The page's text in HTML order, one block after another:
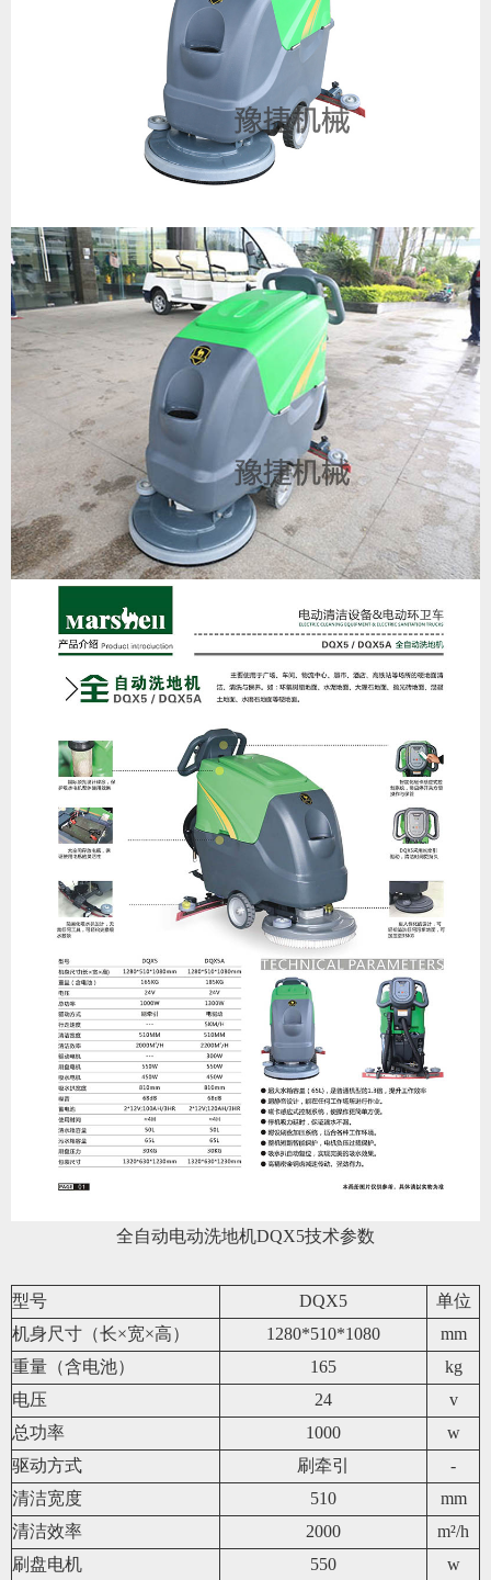
全自动电动洗地机DQX5技术参数
型号 DQX5
单位
机身尺寸（长×宽×高）
1280*510*1080
mm
重量（含电池）
165
kg
电压
24
v
总功率
1000
w
驱动方式
刷牵引
-
清洁宽度
510
mm
清洁效率
2000
m²/h
刷盘电机
550
w